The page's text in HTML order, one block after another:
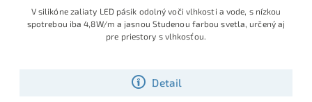
Detail
V silikóne zaliaty LED pásik odolný voči vlhkosti a vode, s nízkou
spotrebou iba 4,8W/m a jasnou Studenou farbou svetla, určený aj
pre priestory s vlhkosťou.